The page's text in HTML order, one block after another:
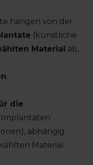
hängen von der
(künstliche
Material ab,
.
die
Implantaten
abhängig
Material.